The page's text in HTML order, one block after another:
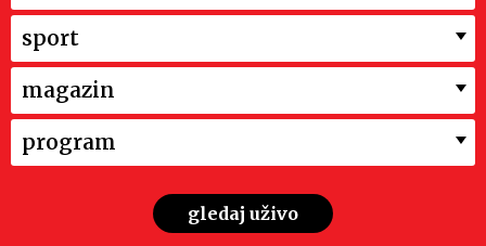
sport
magazin
program
gledaj uživo